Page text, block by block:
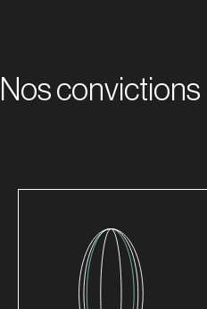
Nos convictions